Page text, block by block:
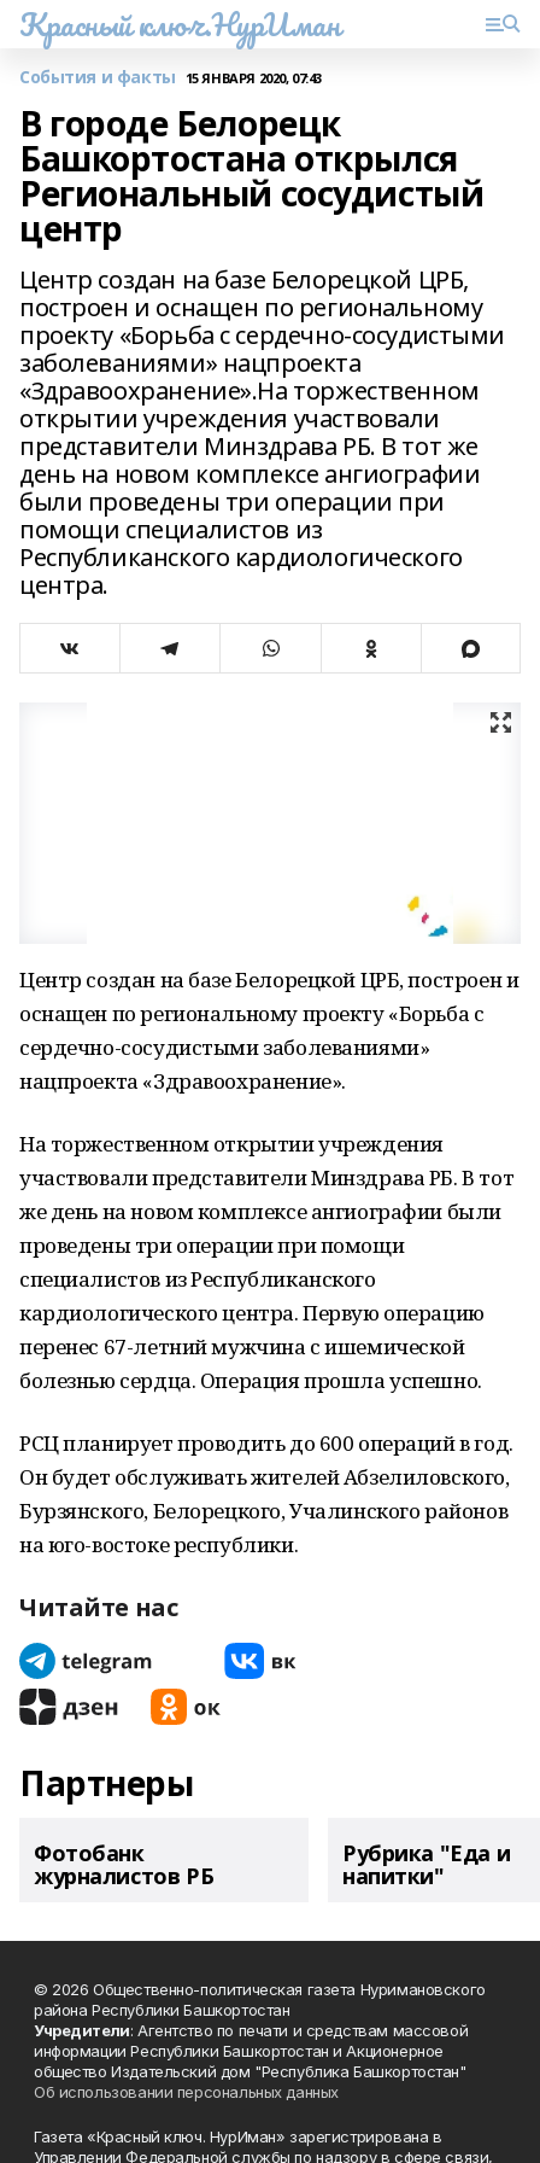
Красный ключ.НурИман
События и факты 15 ЯНВАРЯ 2020, 07:43
В городе Белорецк
Башкортостана открылся
Региональный сосудистый
центр
Центр создан на базе Белорецкой ЦРБ,
построен и оснащен по региональному
проекту «Борьба с сердечно-сосудистыми
заболеваниями» нацпроекта
«Здравоохранение».На торжественном
открытии учреждения участвовали
представители Минздрава РБ. В тот же
день на новом комплексе ангиографии
были проведены три операции при
помощи специалистов из
Республиканского кардиологического
центра.
Центр создан на базе Белорецкой ЦРБ, построен и
оснащен по региональному проекту «Борьба с
сердечно-сосудистыми заболеваниями»
нацпроекта «Здравоохранение».
На торжественном открытии учреждения
участвовали представители Минздрава РБ. В тот
же день на новом комплексе ангиографии были
проведены три операции при помощи
специалистов из Республиканского
кардиологического центра. Первую операцию
перенес 67-летний мужчина с ишемической
болезнью сердца. Операция прошла успешно.
РСЦ планирует проводить до 600 операций в год.
Он будет обслуживать жителей Абзелиловского,
Бурзянского, Белорецкого, Учалинского районов
на юго-востоке республики.
Читайте нас
Партнеры
Фотобанк
журналистов РБ
Рубрика "Еда и
напитки"
© 2026 Общественно-политическая газета Нуримановского
района Республики Башкортостан
Учредители: Агентство по печати и средствам массовой
информации Республики Башкортостан и Акционерное
общество Издательский дом "Республика Башкортостан"
Об использовании персональных данных
Газета «Красный ключ. НурИман» зарегистрирована в
Управлении Федеральной службы по надзору в сфере связи,